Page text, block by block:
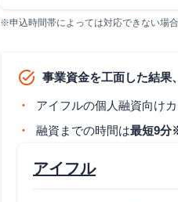
※申込時間帯によっては対応できない場
事業資金を工面した結果
アイフルの個人融資向け
融資までの時間は最短9分
アイフル